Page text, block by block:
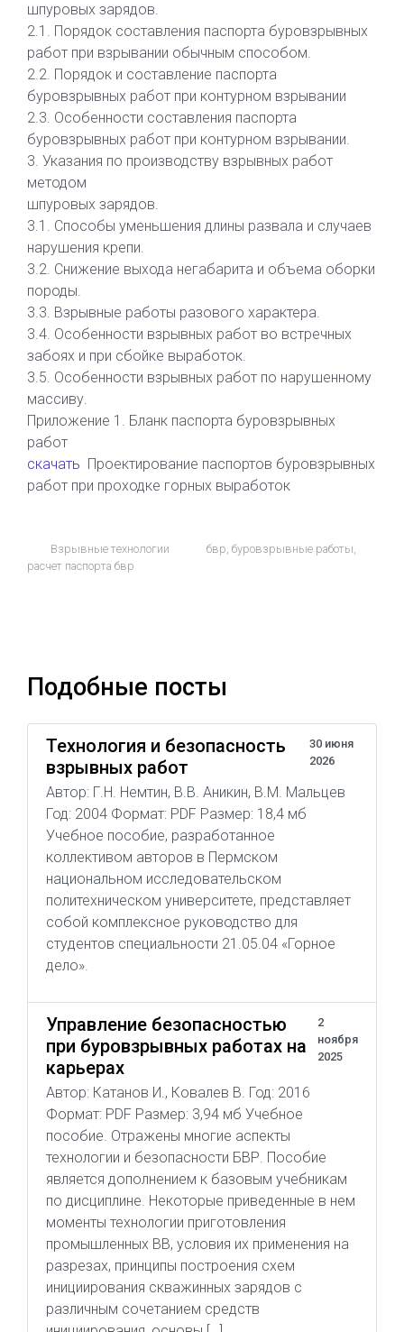
шпуровых зарядов.
2.1. Порядок составления паспорта буровзрывных
работ при взрывании обычным способом.
2.2. Порядок и составление паспорта
буровзрывных работ при контурном взрывании
2.3. Особенности составления паспорта
буровзрывных работ при контурном взрывании.
3. Указания по производству взрывных работ
методом
шпуровых зарядов.
3.1. Способы уменьшения длины развала и случаев
нарушения крепи.
3.2. Снижение выхода негабарита и объема оборки
породы.
3.3. Взрывные работы разового характера.
3.4. Особенности взрывных работ во встречных
забоях и при сбойке выработок.
3.5. Особенности взрывных работ по нарушенному
массиву.
Приложение 1. Бланк паспорта буровзрывных
работ
скачать Проектирование паспортов буровзрывных
работ при проходке горных выработок
Взрывные технологии бвр,буровзрывные работы,
расчет паспорта бвр
Подобные посты
Технология и безопасность
взрывных работ
30 июня
2026
Автор: Г.Н. Немтин, В.В. Аникин, В.М. Мальцев
Год: 2004 Формат: PDF Размер: 18,4 мб
Учебное пособие, разработанное
коллективом авторов в Пермском
национальном исследовательском
политехническом университете, представляет
собой комплексное руководство для
студентов специальности 21.05.04 «Горное
дело».
Управление безопасностью
при буровзрывных работах на
карьерах
2
ноября
2025
Автор: Катанов И., Ковалев В. Год: 2016
Формат: PDF Размер: 3,94 мб Учебное
пособие. Отражены многие аспекты
технологии и безопасности БВР. Пособие
является дополнением к базовым учебникам
по дисциплине. Некоторые приведенные в нем
моменты технологии приготовления
промышленных ВВ, условия их применения на
разрезах, принципы построения схем
инициирования скважинных зарядов с
различным сочетанием средств